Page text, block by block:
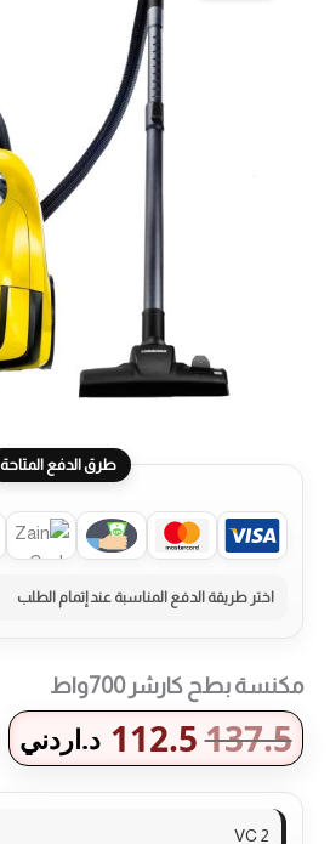
طرق الدفع المتاحة
مكنسة بطح كارشر 700واط
137.5
112.5 د.اردني
VC 2